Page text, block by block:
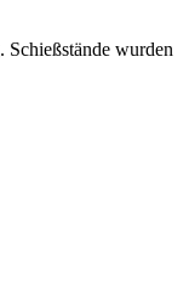
wurden